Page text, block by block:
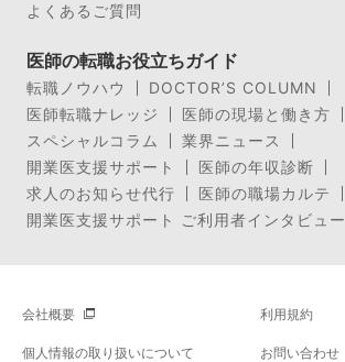
よくあるご質問
医師の転職お役立ちガイド
転職ノウハウ
DOCTOR’S COLUMN
医師転職ナレッジ
医師の現場と働き方
スペシャルコラム
業界ニュース
開業医支援サポート
医師の年収診断
求人のお知らせ代行
医師の職場カルテ
開業医支援サポート ご利用者インタビュー
会社概要 利用規約
個人情報の取り扱いについて お問い合わせ